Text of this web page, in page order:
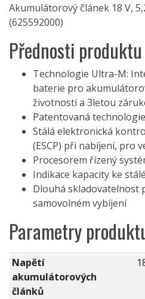
Akumulátorový článek 18 V,
(625592000)
Přednosti produktu
Technologie Ultra-M:
baterie pro
životností a 3letou
Patentovaná technologie
Stálá elektronická
(ESCP) při nabíjení, pro
Procesorem řízený
Indikace kapacity ke
Dlouhá skladovatelnost
samovolném vybíjení
Parametry
Napětí
akumulátorových
článků